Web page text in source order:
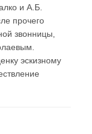
и А.Б.
прочего
звонницы,
эскизному